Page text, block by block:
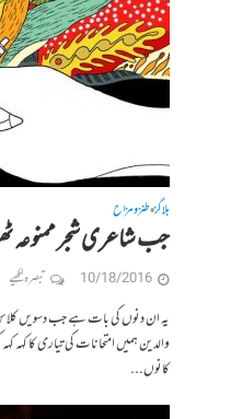
بلاگز•طنز و مزاح
جب شاعری شجر ممنوعہ
10/18/2016 تبصرہ لکھیے
یہ ان دنوں کی بات ہے جب دسویں
والدین ہمیں امتحانات کی تیاری کا کہہ
کانوں...